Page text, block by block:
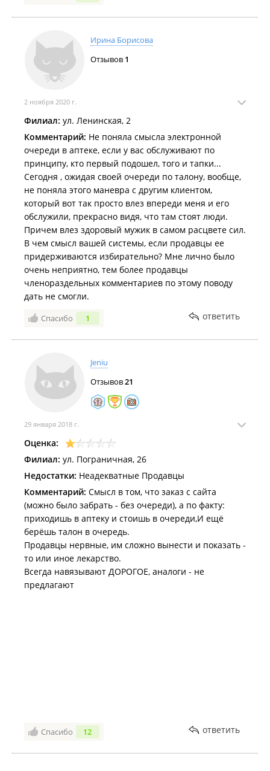
Ирина Борисова
Отзывов 1
2 ноября 2020 г.
Филиал: ул. Ленинская, 2
Комментарий: Не поняла смысла электронной
очереди в аптеке, если у вас обслуживают по
принципу, кто первый подошел, того и тапки...
Сегодня , ожидая своей очереди по талону, вообще,
не поняла этого маневра с другим клиентом,
который вот так просто влез впереди меня и его
обслужили, прекрасно видя, что там стоят люди.
Причем влез здоровый мужик в самом расцвете сил.
В чем смысл вашей системы, если продавцы ее
придерживаются избирательно? Мне лично было
очень неприятно, тем более продавцы
членораздельных комментариев по этому поводу
дать не смогли.
Спасибо 1 ответить
Jeniu
Отзывов21
29 января 2018 г.
Оценка:
Филиал: ул. Пограничная, 26
Недостатки: Неадекватные Продавцы
Комментарий: Смысл в том, что заказ с сайта
(можно было забрать - без очереди), а по факту:
приходишь в аптеку и стоишь в очереди,И ещё
берёшь талон в очередь.
Продавцы нервные, им сложно вынести и показать -
то или иное лекарство.
Всегда навязывают ДОРОГОЕ, аналоги - не
предлагают
Спасибо 12 ответить